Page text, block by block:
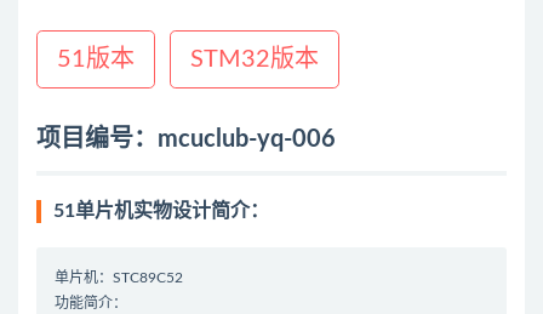
51版本 STM32版本
项目编号：mcuclub-yq-006
51单片机实物设计简介：
单片机：STC89C52
功能简介：